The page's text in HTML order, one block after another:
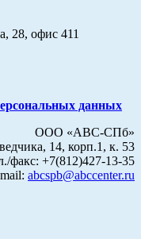
28, офис 411
данных
ООО «АВС-СПб»
14, корп.1, к. 53
факс: +7(812)427-13-35
abcspb@abccenter.ru